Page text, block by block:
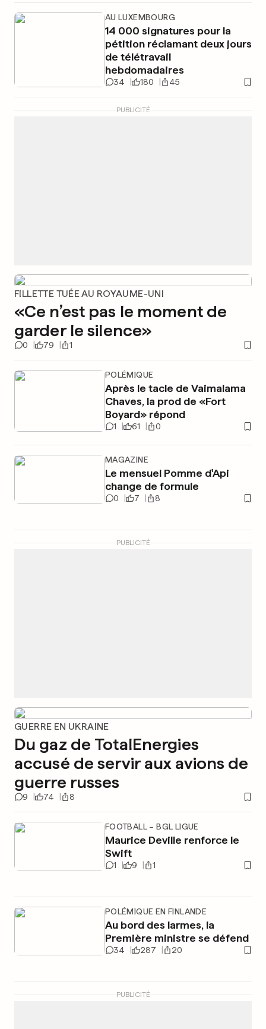
AU LUXEMBOURG
14 000 signatures pour la
pétition réclamant deux jours
de télétravail
hebdomadaires
34 180 45
PUBLICITÉ
FILLETTE TUÉE AU ROYAUME-UNI
«Ce n’est pas le moment de
garder le silence»
0 79 1
POLÉMIQUE
Après le tacle de Vaimalama
Chaves, la prod de «Fort
Boyard» répond
1 61 0
MAGAZINE
Le mensuel Pomme d'Api
change de formule
0 7 8
PUBLICITÉ
GUERRE EN UKRAINE
Du gaz de TotalEnergies
accusé de servir aux avions de
guerre russes
9 74 8
FOOTBALL – BGL LIGUE
Maurice Deville renforce le
Swift
1 9 1
POLÉMIQUE EN FINLANDE
Au bord des larmes, la
Première ministre se défend
34 287 20
PUBLICITÉ